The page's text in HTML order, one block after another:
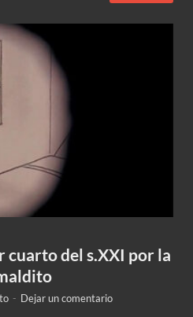
cuarto del s.XXI por la
- Dejar un comentario